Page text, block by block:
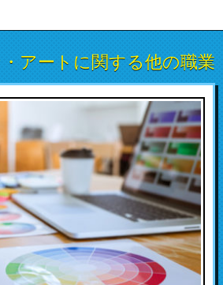
アートに関する他の職業